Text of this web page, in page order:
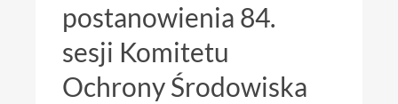
postanowienia 84.
sesji Komitetu
Ochrony Środowiska